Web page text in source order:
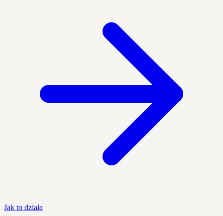
Jak to działa